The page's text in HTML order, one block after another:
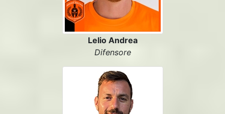
Lelio Andrea
Difensore